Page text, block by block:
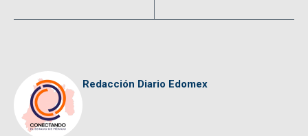
Redacción Diario Edomex